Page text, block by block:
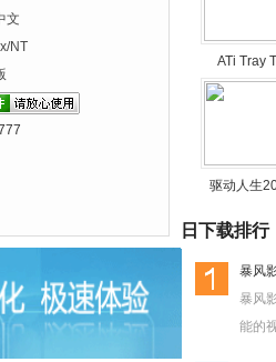
文
NT
ATi Tray
驱动人生
日下载排行
暴风
暴风
能的